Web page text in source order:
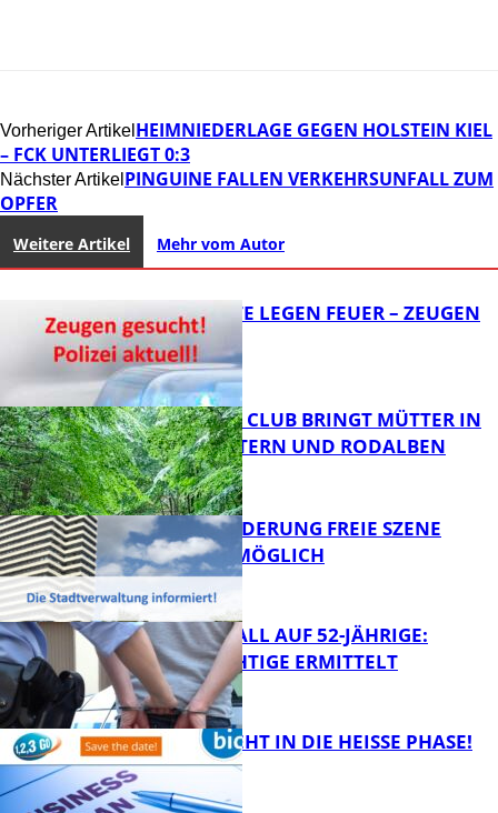
Vorheriger Artikel HEIMNIEDERLAGE GEGEN HOLSTEIN KIEL
– FCK UNTERLIEGT 0:3
Nächster Artikel PINGUINE FALLEN VERKEHRSUNFALL ZUM
OPFER
Weitere Artikel Mehr vom Autor
FB News
UNBEKANNTE LEGEN FEUER – ZEUGEN
GESUCHT!
FB News
NEUER MOM CLUB BRINGT MÜTTER IN
KAISERSLAUTERN UND RODALBEN
ZUSAMMEN
FB Kultur
PROJEKTFÖRDERUNG FREIE SZENE
WEITERHIN MÖGLICH
FB News
RAUBÜBERFALL AUF 52-JÄHRIGE:
TATVERDÄCHTIGE ERMITTELT
1,2,3 GO® GEHT IN DIE HEISSE PHASE!